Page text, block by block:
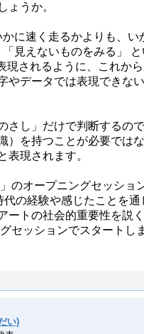
ょうか。
かに速く走るかよりも、
見えないものをみる」
現されるように、これか
やデータでは表現できな
さし」だけで判断するの
）を持つことが必要では
表現されます。
のオープニングセッショ
の経験や感じたことを
ートの社会的重要性を説
セッションでスタートし
い)